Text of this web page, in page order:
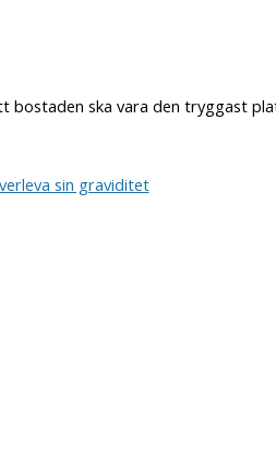
ska vara den tryggast
sin graviditet